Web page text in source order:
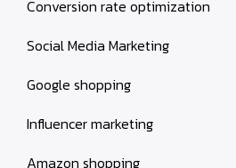
Conversion rate optimization
Social Media Marketing
Google shopping
Influencer marketing
Amazon shopping